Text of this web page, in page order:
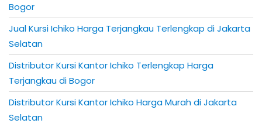
Bogor
Jual Kursi Ichiko Harga Terjangkau Terlengkap di Jakarta
Selatan
Distributor Kursi Kantor Ichiko Terlengkap Harga
Terjangkau di Bogor
Distributor Kursi Kantor Ichiko Harga Murah di Jakarta
Selatan